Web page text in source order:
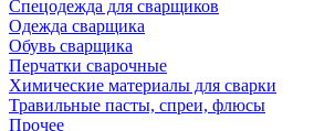
Спецодежда для сварщиков
Одежда сварщика
Обувь сварщика
Перчатки сварочные
Химические материалы для сварки
Травильные пасты, спреи, флюсы
Прочее